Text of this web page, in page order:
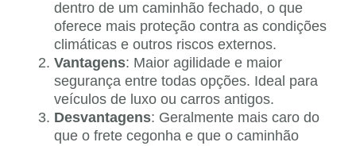
dentro de um caminhão fechado, o que
oferece mais proteção contra as condições
climáticas e outros riscos externos.
Vantagens: Maior agilidade e maior
segurança entre todas opções. Ideal para
veículos de luxo ou carros antigos.
Desvantagens: Geralmente mais caro do
que o frete cegonha e que o caminhão